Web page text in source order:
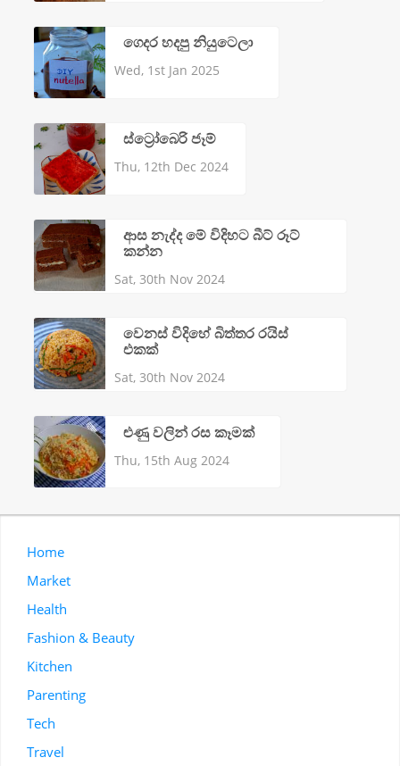
ගෙදර හදපු නියුටෙලා
Wed, 1st Jan 2025
ස්ට්‍රෝබෙරි ජෑම්
Thu, 12th Dec 2024
ආස නැද්ද මේ විදිහට බීට් රූට්
කන්න
Sat, 30th Nov 2024
වෙනස් විදිහේ බිත්තර රයිස්
එකක්
Sat, 30th Nov 2024
ළුණු වලින් රස කෑමක්
Thu, 15th Aug 2024
Home
Market
Health
Fashion & Beauty
Kitchen
Parenting
Tech
Travel